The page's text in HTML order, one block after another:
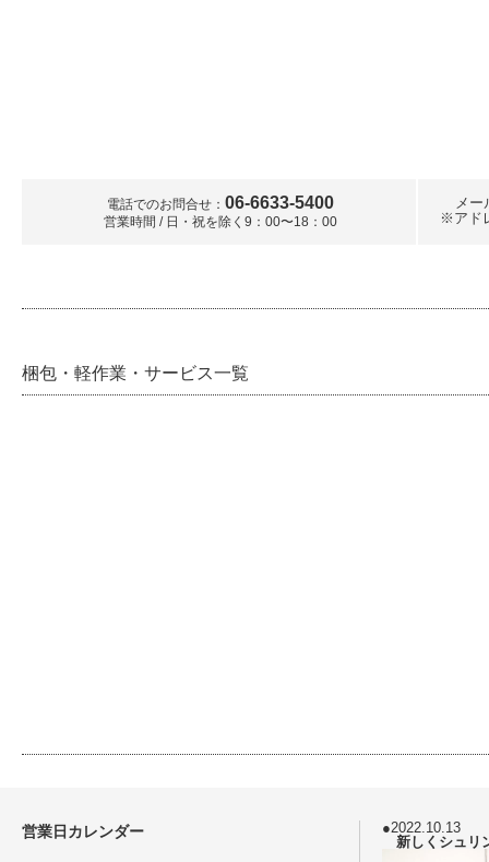
電話でのお問合せ： 06-6633-5400
営業時間 / 日・祝を除く9：00〜18：00
メー
※アド
梱包・軽作業・サービス一覧
営業日カレンダー
●2022.10.13
新しくシュリ